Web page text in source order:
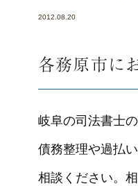
2012.08.20
各務原市に
岐阜の司法書士の
債務整理や過払
相談ください。